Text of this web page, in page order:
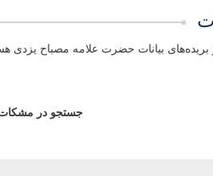
بیانات حضرت علامه مصباح یزدی
جستجو در